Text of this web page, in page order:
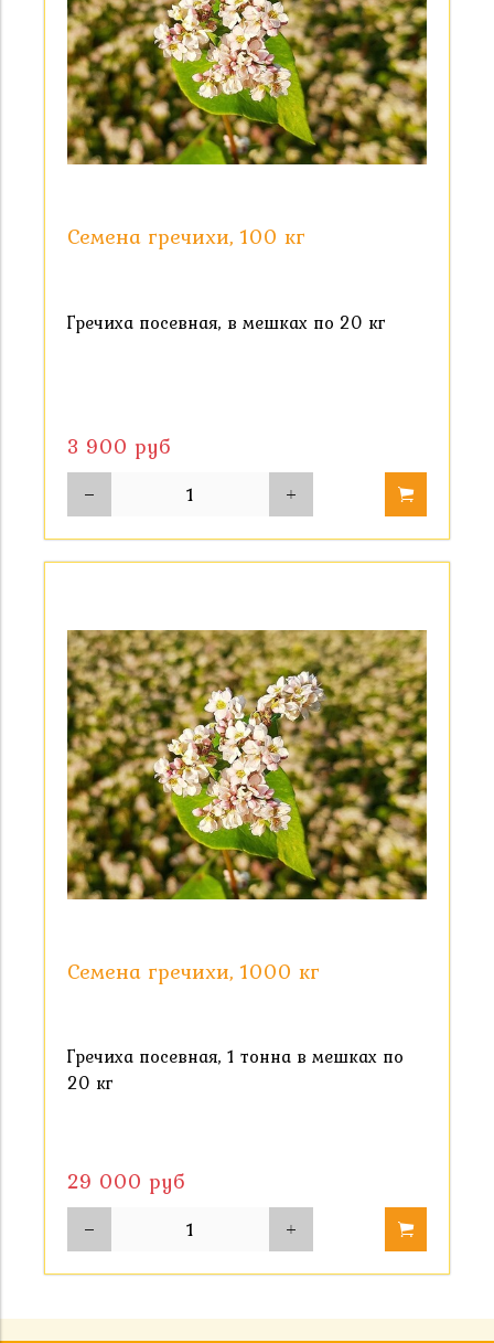
Семена гречихи, 100 кг
Гречиха посевная, в мешках по 20 кг
3 900 руб
Семена гречихи, 1000 кг
Гречиха посевная, 1 тонна в мешках по
20 кг
29 000 руб